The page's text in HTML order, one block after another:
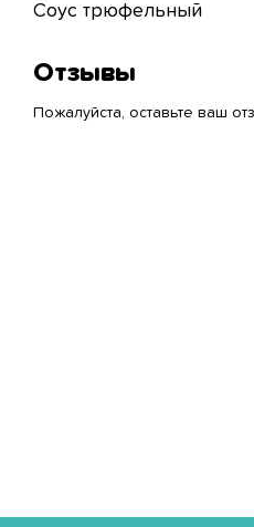
Соус трюфельный
Отзывы
Пожалуйста, оставьте ваш